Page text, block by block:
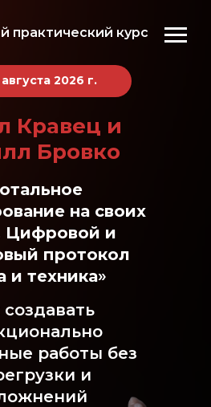
на своих
Цифровой и
протокол
и техника»
создавать
работы без
и
Кравец и
Бровко
практический курс
августа 2026 г.